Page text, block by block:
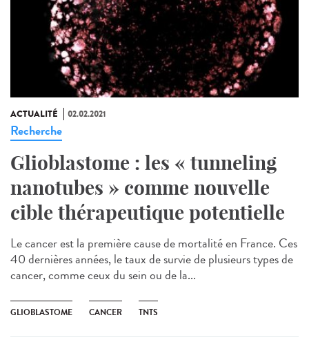
ACTUALITÉ 02.02.2021
Recherche
Glioblastome : les « tunneling
nanotubes » comme nouvelle
cible thérapeutique potentielle
Le cancer est la première cause de mortalité en France. Ces
40 dernières années, le taux de survie de plusieurs types de
cancer, comme ceux du sein ou de la...
GLIOBLASTOME CANCER TNTS